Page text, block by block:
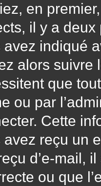
en
il y a
avez indiqué
alors suivre
que
ou par
Cette
avez reçu un
d’e-mail,
ou que